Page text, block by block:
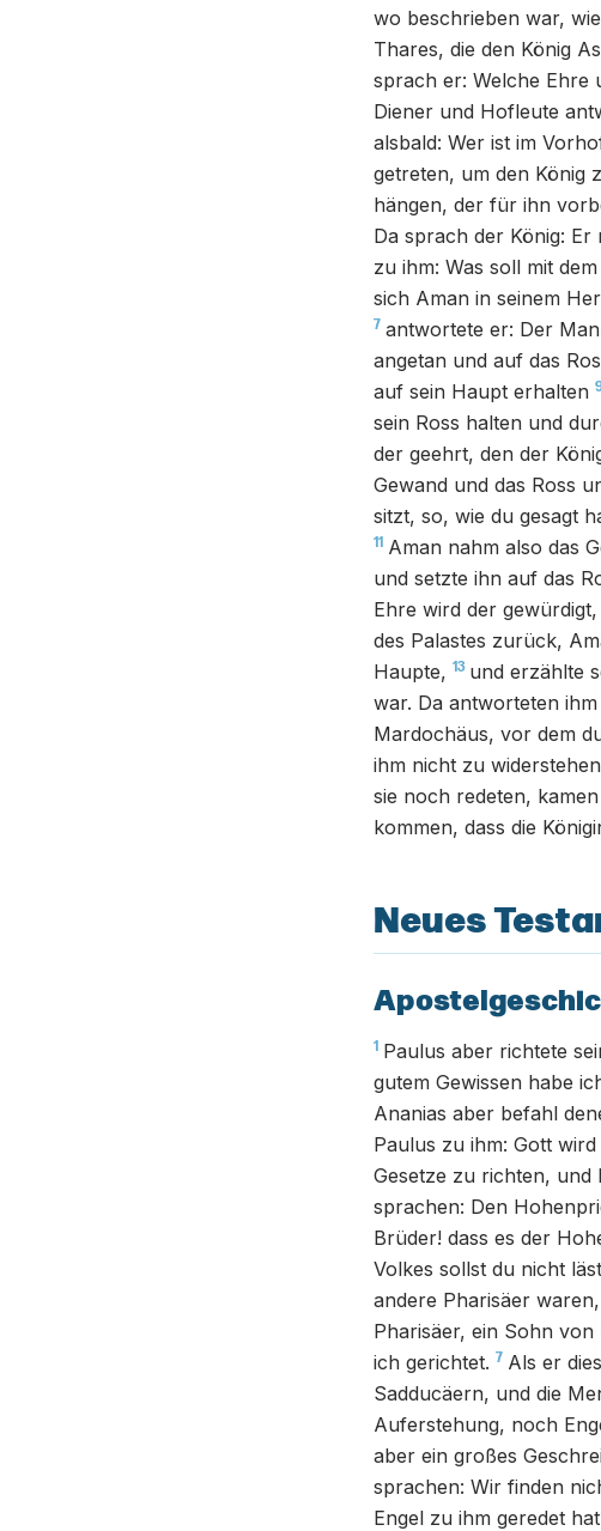
wo beschrieben war,
Thares, die den König
sprach er: Welche Ehre
Diener und Hofleute
alsbald: Wer ist im
getreten, um den König
hängen, der für ihn
Da sprach der König: Er
zu ihm: Was soll mit
sich Aman in seinem
7 antwortete er: Der
angetan und auf das
auf sein Haupt erhalten
sein Ross halten und
der geehrt, den der
Gewand und das Ross
sitzt, so, wie du gesagt
11 Aman nahm also das
und setzte ihn auf das
Ehre wird der
des Palastes zurück,
Haupte, 13 und erzählte
war. Da antworteten
Mardochäus, vor dem
ihm nicht zu
sie noch redeten,
kommen, dass die
Neues
1 Paulus aber richtete
gutem Gewissen habe
Ananias aber befahl
Paulus zu ihm: Gott
Gesetze zu richten, und
sprachen: Den
Brüder! dass es der
Volkes sollst du nicht
andere Pharisäer
Pharisäer, ein Sohn
ich gerichtet. 7 Als er
Sadducäern, und die
Auferstehung, noch
aber ein großes
sprachen: Wir finden
Engel zu ihm geredet